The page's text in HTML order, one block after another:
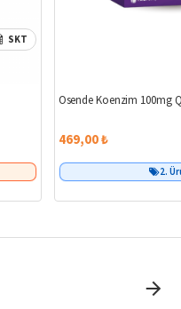
SKT
Osende Koenzim 100mg
469,00 ₺
2.